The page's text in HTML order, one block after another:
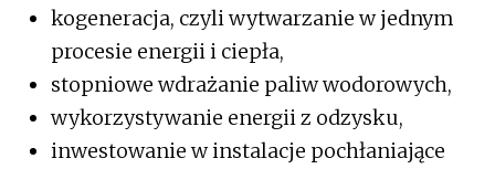
kogeneracja, czyli wytwarzanie w jednym
procesie energii i ciepła,
stopniowe wdrażanie paliw wodorowych,
wykorzystywanie energii z odzysku,
inwestowanie w instalacje pochłaniające